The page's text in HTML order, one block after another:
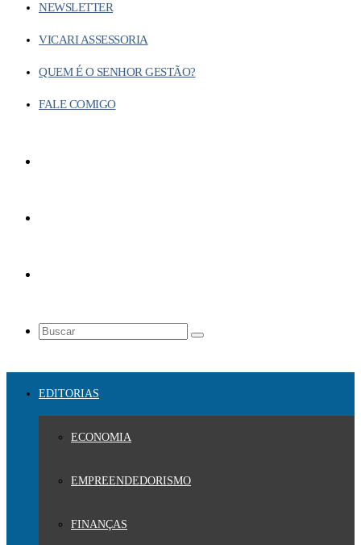
NEWSLETTER
VICARI ASSESSORIA
QUEM É O SENHOR GESTÃO?
FALE COMIGO
EDITORIAS
ECONOMIA
EMPREENDEDORISMO
FINANÇAS